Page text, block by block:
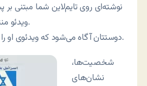
نوشته‌ای روی تایم‌لاین شما مبتنی بر
ویدئو منتشر می‌شود.
دوستتان آگاه می‌شود که ویدئوی او را پسندیده‌اید.
شخصیت‌ها،
نشان‌های